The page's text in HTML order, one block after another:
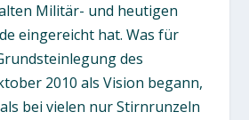
Militär- und heutigen
eingereicht hat. Was für
des
2010 als Vision begann,
bei vielen nur Stirnrunzeln